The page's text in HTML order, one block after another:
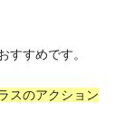
すすめです。
スのアクション